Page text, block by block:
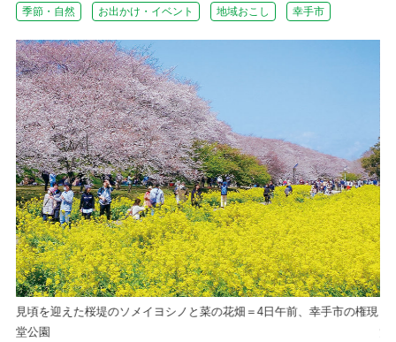
季節・自然 お出かけ・イベント 地域おこし 幸手市
見頃を迎えた桜堤のソメイヨシノと菜の花畑＝4日午前、幸手市の権現
堂公園